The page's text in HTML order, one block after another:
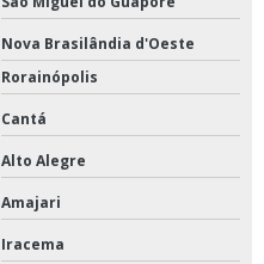
Nova Brasilândia d'Oeste
Rorainópolis
Cantá
Alto Alegre
Amajari
Iracema